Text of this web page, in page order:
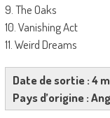
9. The Oaks
10. Vanishing Act
11. Weird Dreams
Date de sortie : 4
Pays d’origine :